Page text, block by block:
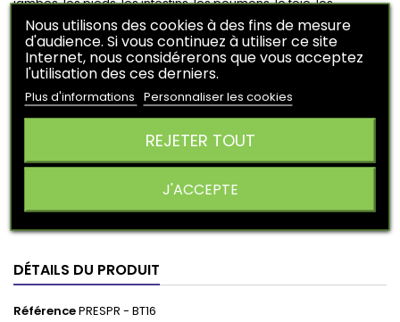
difficultés respiratoires, la stimulation de l'hypophyse. La
Pietersite teste la véracité des aproles des autres.
8,50 €
En achetant ce produit vous pouvez obtenir
Votre panier vous rapportera1 pointqui peuvent être converti
en un bon de réduction de0,25 €
 Ajouter au panier

DÉTAILS DU PRODUIT
RéférencePRESPR - BT16
Nous utilisons des cookies à des fins de mesure
d'audience. Si vous continuez à utiliser ce site
Internet, nous considérerons que vous acceptez
l'utilisation des ces derniers.
Plus d'informations Personnaliser les cookies
REJETER TOUT
J'ACCEPTE